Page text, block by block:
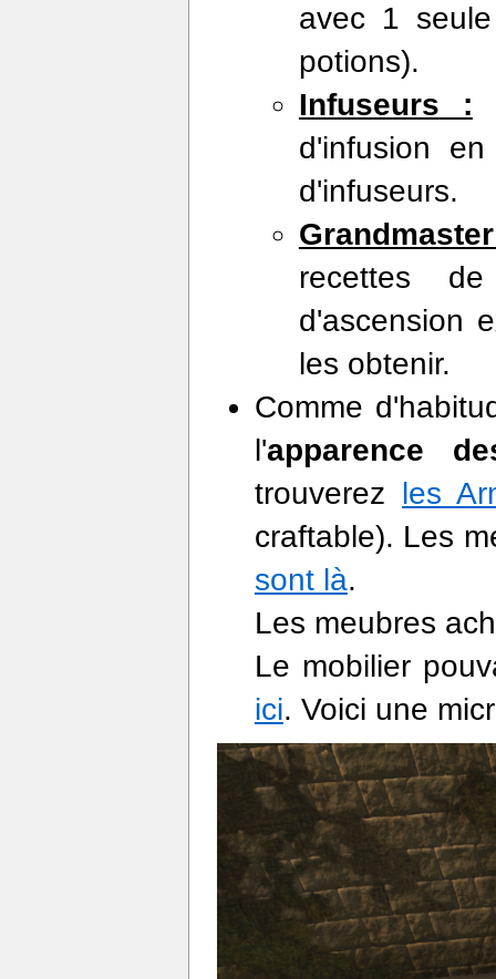
avec 1
potions).
Infuseurs :
d'infusion
d'infuseurs.
recettes
d'ascension
les obtenir.
Comme
l'apparence
trouverez les
craftable). Les
sont là.
Les meubres
Le mobilier
ici. Voici une